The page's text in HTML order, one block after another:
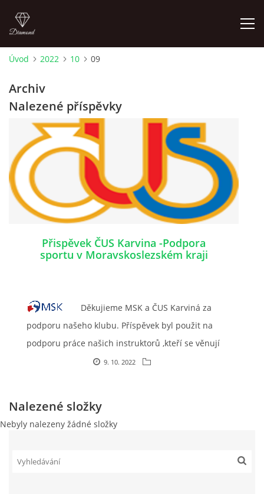
AKTUALITY
KONTAKT
SLUŽBY
JEŽDĚNÍ PRO VEŘEJNOST
FOTOALBUM
ODKAZY
NOVÝ PŘEKÁŽKOVÝ MATERIÁL
PŘISPĚVEK ČUS KARVINA -PODPORA SPORTU V
Úvod 2022 10 09
Archiv
Nalezené příspěvky
Přispěvek ČUS Karvina -Podpora
sportu v Moravskoslezském kraji
Děkujieme MSK a ČUS Karviná za
podporu našeho klubu. Příspěvek byl použit na
podporu práce našich instruktorů ,kteří se věnují
9. 10. 2022
Nalezené složky
Nebyly nalezeny žádné složky